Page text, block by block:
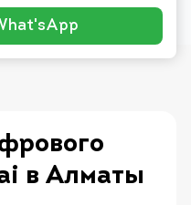
в Алматы